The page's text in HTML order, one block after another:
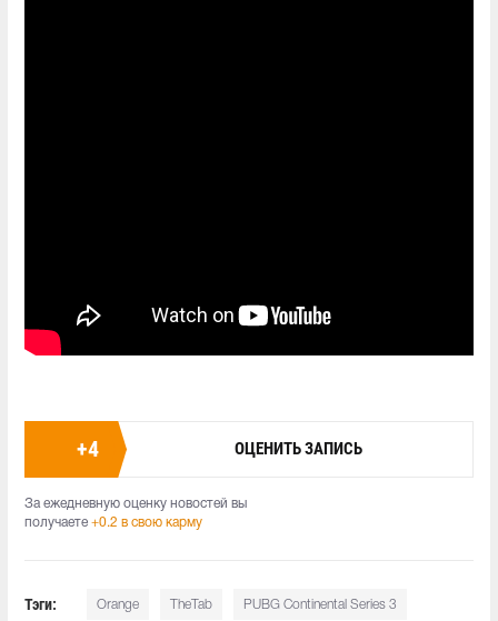
+4 ОЦЕНИТЬ ЗАПИСЬ
За ежедневную оценку новостей вы
получаете +0.2 в свою карму
Тэги: Orange TheTab PUBG Continental Series 3